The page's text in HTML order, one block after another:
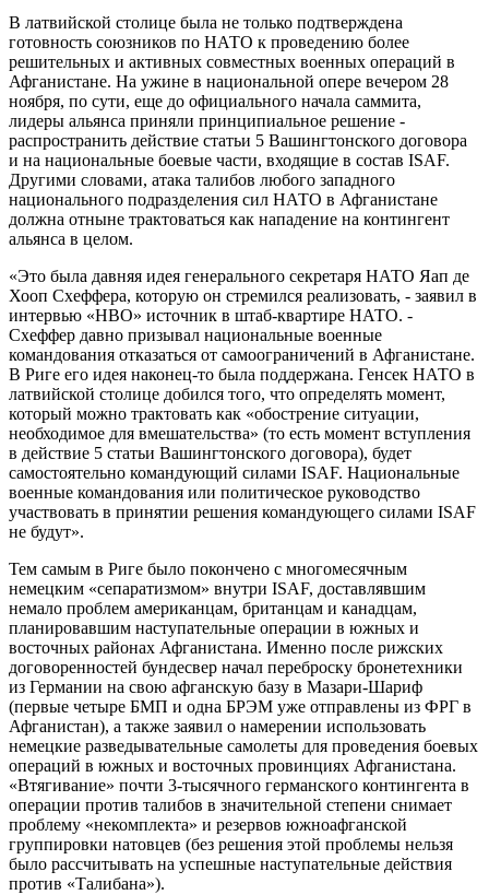
В латвийской столице была не только подтверждена
готовность союзников по НАТО к проведению более
решительных и активных совместных военных операций в
Афганистане. На ужине в национальной опере вечером 28
ноября, по сути, еще до официального начала саммита,
лидеры альянса приняли принципиальное решение -
распространить действие статьи 5 Вашингтонского договора
и на национальные боевые части, входящие в состав ISAF.
Другими словами, атака талибов любого западного
национального подразделения сил НАТО в Афганистане
должна отныне трактоваться как нападение на контингент
альянса в целом.
«Это была давняя идея генерального секретаря НАТО Яап де
Хооп Схеффера, которую он стремился реализовать, - заявил в
интервью «НВО» источник в штаб-квартире НАТО. -
Схеффер давно призывал национальные военные
командования отказаться от самоограничений в Афганистане.
В Риге его идея наконец-то была поддержана. Генсек НАТО в
латвийской столице добился того, что определять момент,
который можно трактовать как «обострение ситуации,
необходимое для вмешательства» (то есть момент вступления
в действие 5 статьи Вашингтонского договора), будет
самостоятельно командующий силами ISAF. Национальные
военные командования или политическое руководство
участвовать в принятии решения командующего силами ISAF
не будут».
Тем самым в Риге было покончено с многомесячным
немецким «сепаратизмом» внутри ISAF, доставлявшим
немало проблем американцам, британцам и канадцам,
планировавшим наступательные операции в южных и
восточных районах Афганистана. Именно после рижских
договоренностей бундесвер начал переброску бронетехники
из Германии на свою афганскую базу в Мазари-Шариф
(первые четыре БМП и одна БРЭМ уже отправлены из ФРГ в
Афганистан), а также заявил о намерении использовать
немецкие разведывательные самолеты для проведения боевых
операций в южных и восточных провинциях Афганистана.
«Втягивание» почти 3-тысячного германского контингента в
операции против талибов в значительной степени снимает
проблему «некомплекта» и резервов южноафганской
группировки натовцев (без решения этой проблемы нельзя
было рассчитывать на успешные наступательные действия
против «Талибана»).